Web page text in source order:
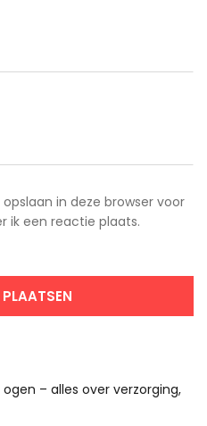
in deze browser voor
ik een reactie plaats.
– alles over verzorging,